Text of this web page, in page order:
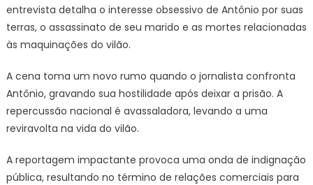
entrevista detalha o interesse obsessivo de Antônio por suas
terras, o assassinato de seu marido e as mortes relacionadas
às maquinações do vilão.
A cena toma um novo rumo quando o jornalista confronta
Antônio, gravando sua hostilidade após deixar a prisão. A
repercussão nacional é avassaladora, levando a uma
reviravolta na vida do vilão.
A reportagem impactante provoca uma onda de indignação
pública, resultando no término de relações comerciais para